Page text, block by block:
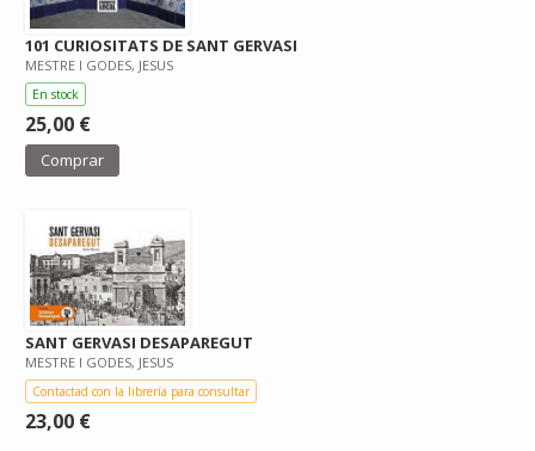
101 CURIOSITATS DE SANT GERVASI
MESTRE I GODES, JESUS
En stock
25,00 €
Comprar
SANT GERVASI DESAPAREGUT
MESTRE I GODES, JESUS
Contactad con la librería para consultar
23,00 €